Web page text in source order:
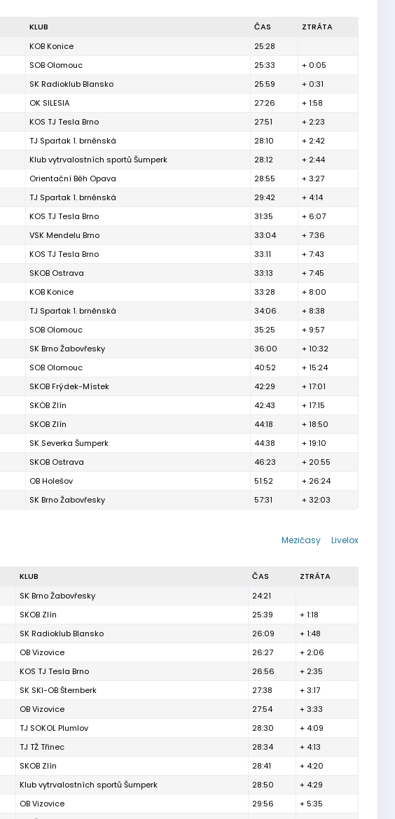
KLUB ČAS
ZTRÁTA
KOB Konice
25:28
SOB Olomouc 25:33
+ 0:05
SK Radioklub Blansko 25:59
+ 0:31
OK SILESIA 27:26
+ 1:58
KOS TJ Tesla Brno 27:51
+ 2:23
TJ Spartak 1. brněnská 28:10
+ 2:42
Klub vytrvalostních sportů Šumperk 28:12
+ 2:44
Orientační Běh Opava 28:55
+ 3:27
TJ Spartak 1. brněnská 29:42
+ 4:14
KOS TJ Tesla Brno 31:35
+ 6:07
VSK Mendelu Brno 33:04
+ 7:36
KOS TJ Tesla Brno 33:11
+ 7:43
SKOB Ostrava 33:13
+ 7:45
KOB Konice 33:28
+ 8:00
TJ Spartak 1. brněnská 34:06
+ 8:38
SOB Olomouc 35:25
+ 9:57
SK Brno Žabovřesky 36:00
+ 10:32
SOB Olomouc 40:52
+ 15:24
SKOB Frýdek-Místek 42:29
+ 17:01
SKOB Zlín 42:43
+ 17:15
SKOB Zlín 44:18
+ 18:50
SK Severka Šumperk 44:38
+ 19:10
SKOB Ostrava 46:23
+ 20:55
OB Holešov 51:52
+ 26:24
SK Brno Žabovřesky 57:31 + 32:03
Livelox
Mezičasy
KLUB ČAS
ZTRÁTA
SK Brno Žabovřesky
24:21
SKOB Zlín 25:39
+ 1:18
SK Radioklub Blansko 26:09
+ 1:48
OB Vizovice 26:27
+ 2:06
KOS TJ Tesla Brno 26:56
+ 2:35
SK SKI-OB Šternberk 27:38
+ 3:17
OB Vizovice 27:54
+ 3:33
TJ SOKOL Plumlov 28:30
+ 4:09
TJ TŽ Třinec 28:34
+ 4:13
SKOB Zlín 28:41
+ 4:20
Klub vytrvalostních sportů Šumperk 28:50
+ 4:29
OB Vizovice 29:56
+ 5:35